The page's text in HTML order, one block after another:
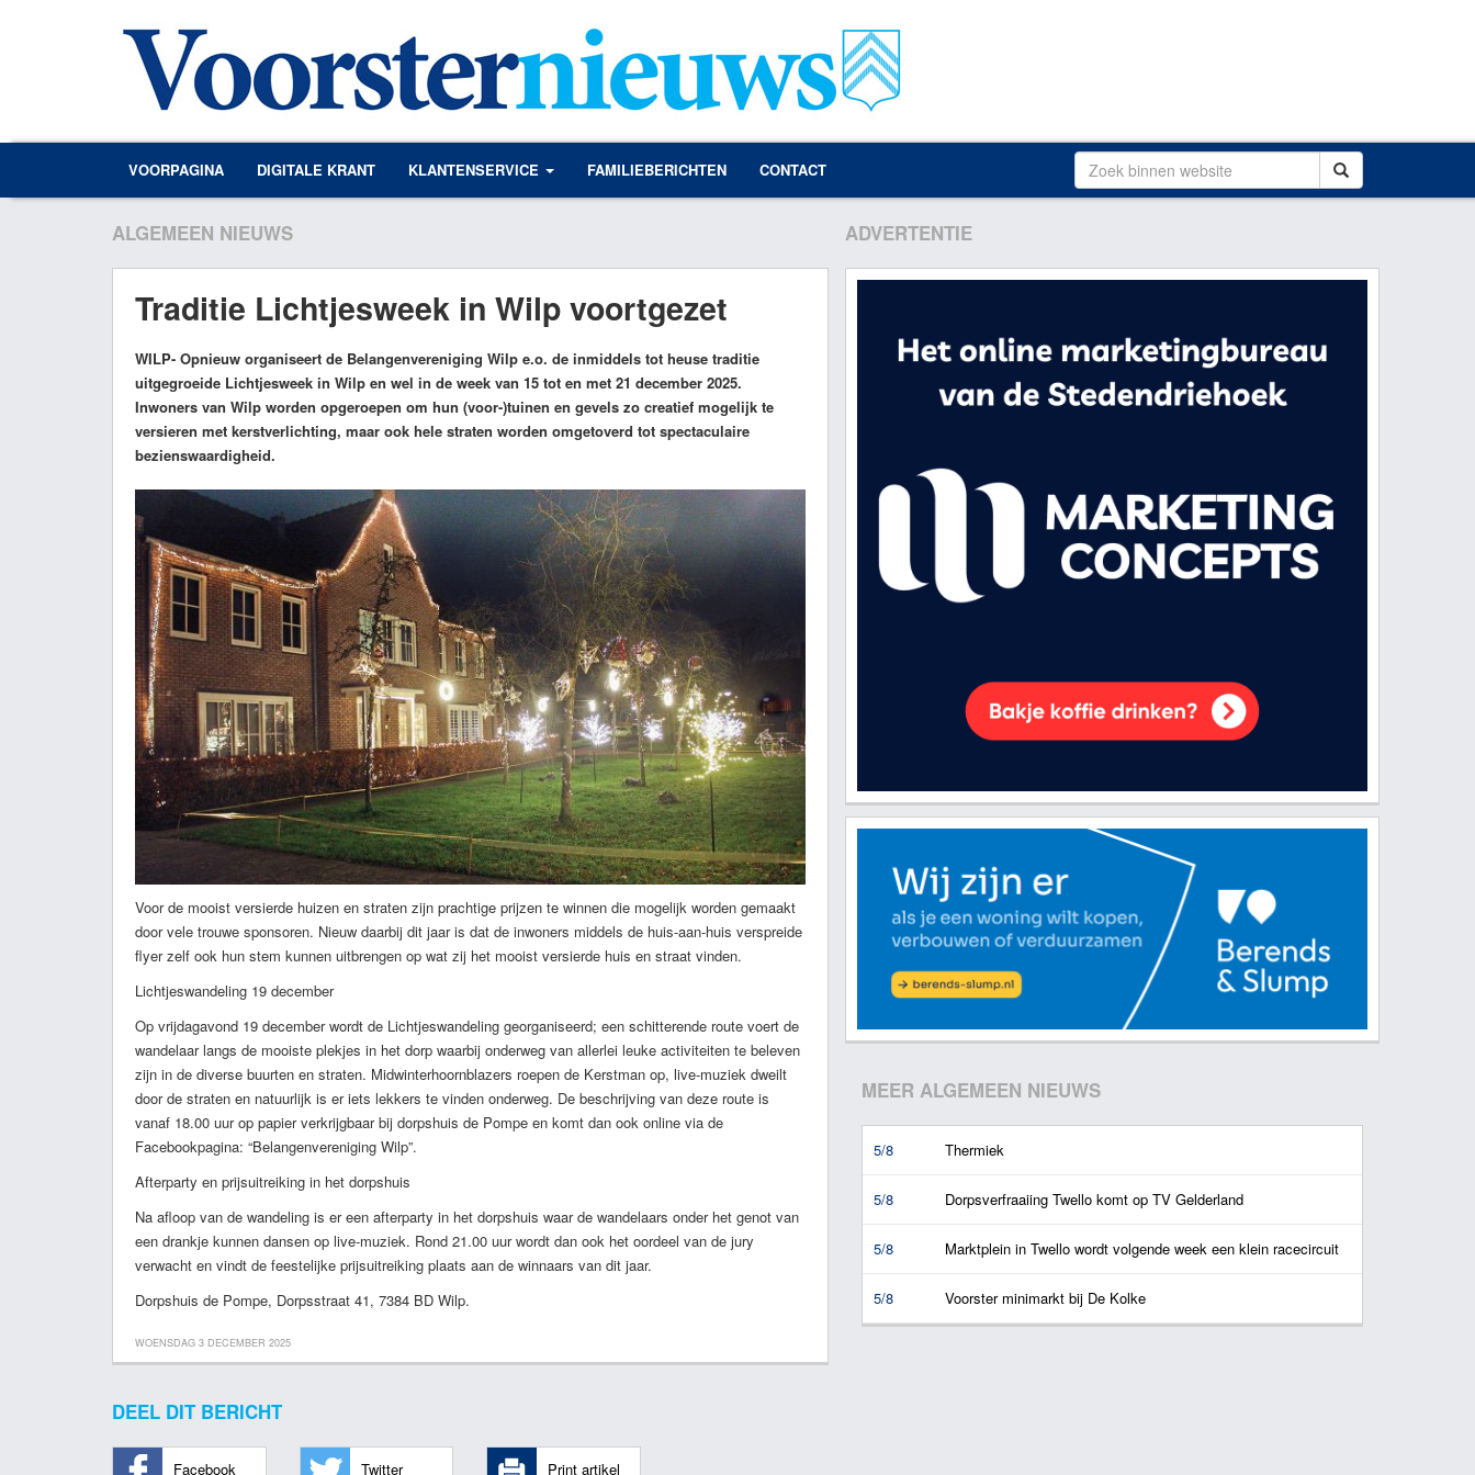
VOORPAGINA DIGITALE KRANT KLANTENSERVICE FAMILIEBERICHTEN CONTACT
ALGEMEEN NIEUWS
Traditie Lichtjesweek in Wilp voortgezet
WILP- Opnieuw organiseert de Belangenvereniging Wilp e.o. de inmiddels tot heuse traditie
uitgegroeide Lichtjesweek in Wilp en wel in de week van 15 tot en met 21 december 2025.
Inwoners van Wilp worden opgeroepen om hun (voor-)tuinen en gevels zo creatief mogelijk te
versieren met kerstverlichting, maar ook hele straten worden omgetoverd tot spectaculaire
bezienswaardigheid.
Voor de mooist versierde huizen en straten zijn prachtige prijzen te winnen die mogelijk worden gemaakt
door vele trouwe sponsoren. Nieuw daarbij dit jaar is dat de inwoners middels de huis-aan-huis verspreide
flyer zelf ook hun stem kunnen uitbrengen op wat zij het mooist versierde huis en straat vinden.
Lichtjeswandeling 19 december
Op vrijdagavond 19 december wordt de Lichtjeswandeling georganiseerd; een schitterende route voert de
wandelaar langs de mooiste plekjes in het dorp waarbij onderweg van allerlei leuke activiteiten te beleven
zijn in de diverse buurten en straten. Midwinterhoornblazers roepen de Kerstman op, live-muziek dweilt
door de straten en natuurlijk is er iets lekkers te vinden onderweg. De beschrijving van deze route is
vanaf 18.00 uur op papier verkrijgbaar bij dorpshuis de Pompe en komt dan ook online via de
Facebookpagina: “Belangenvereniging Wilp”.
Afterparty en prijsuitreiking in het dorpshuis
Na afloop van de wandeling is er een afterparty in het dorpshuis waar de wandelaars onder het genot van
een drankje kunnen dansen op live-muziek. Rond 21.00 uur wordt dan ook het oordeel van de jury
verwacht en vindt de feestelijke prijsuitreiking plaats aan de winnaars van dit jaar.
Dorpshuis de Pompe, Dorpsstraat 41, 7384 BD Wilp.
WOENSDAG 3 DECEMBER 2025
DEEL DIT BERICHT
Facebook Twitter Print artikel
ADVERTENTIE
MEER ALGEMEEN NIEUWS
5/8 Thermiek
5/8 Dorpsverfraaiing Twello komt op TV Gelderland
5/8 Marktplein in Twello wordt volgende week een klein racecircuit
5/8 Voorster minimarkt bij De Kolke